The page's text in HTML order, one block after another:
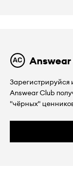
Зарегистрируйся
Answear Club
"чёрных"